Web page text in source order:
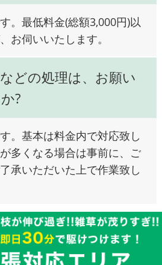
。最低料金(総額3,000円)以
お伺いいたします。
どの処理は、お願い
?
。基本は料金内で対応致し
多くなる場合は事前に、ご
承いただいた上で作業致し